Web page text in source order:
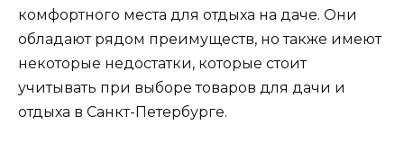
комфортного места для отдыха на даче. Они
обладают рядом преимуществ, но также имеют
некоторые недостатки, которые стоит
учитывать при выборе товаров для дачи и
отдыха в Санкт-Петербурге.